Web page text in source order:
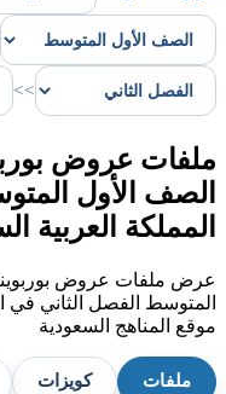
>>
ملفات عروض
الصف الأول
المملكة العربية
عرض ملفات عروض
المتوسط الفصل الثاني في
موقع المناهج السعودية
ملفات كويزات